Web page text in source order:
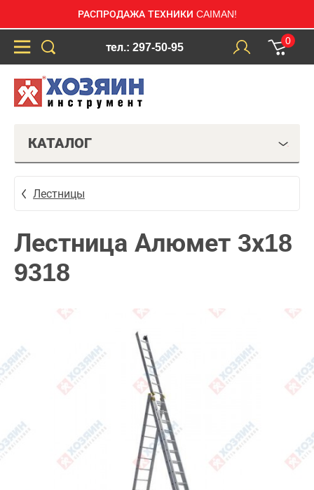
РАСПРОДАЖА ТЕХНИКИ CAIMAN!
тел.: 297-50-95
0
КАТАЛОГ
Лестницы
Лестница Алюмет 3х18
9318